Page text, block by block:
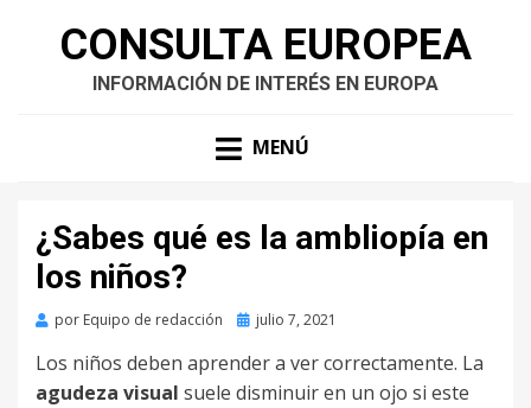
CONSULTA EUROPEA
INFORMACIÓN DE INTERÉS EN EUROPA
MENÚ
¿Sabes qué es la ambliopía en
los niños?
por Equipo de redacción
Publicado
julio 7, 2021
Los niños deben aprender a ver correctamente. La
agudeza visual suele disminuir en un ojo si este